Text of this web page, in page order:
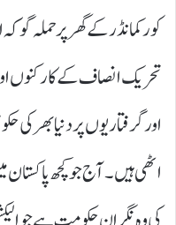
کور کمانڈر کے گھر پر حملہ گو
تحریک انصاف کے کارکنوں
اور گرفتاریوں پر دنیا بھر کی
اٹھی ہیں۔ آج جو کچھ